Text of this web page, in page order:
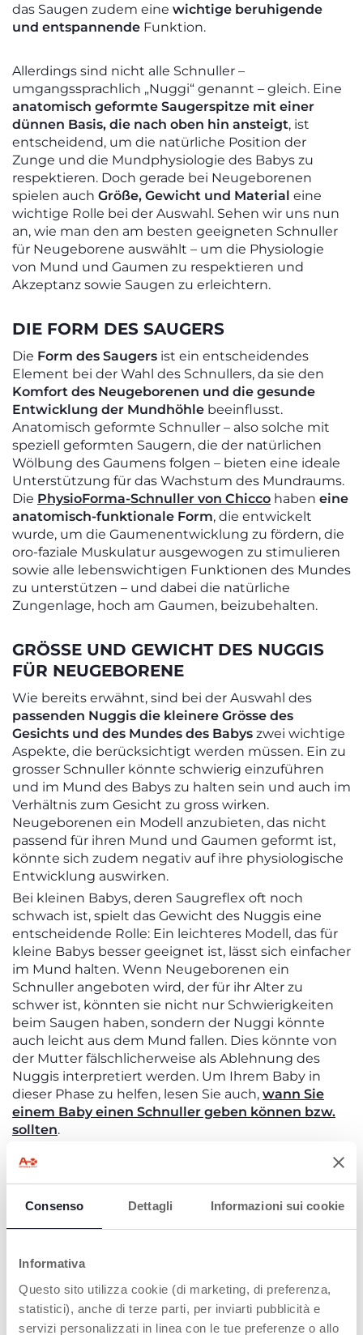
Consenso Dettagli Informazioni sui cookie
Informativa
Questo sito utilizza cookie (di marketing, di preferenza,
statistici), anche di terze parti, per inviarti pubblicità e
servizi personalizzati in linea con le tue preferenze o allo
das Saugen zudem eine wichtige beruhigende
und entspannende Funktion.
Allerdings sind nicht alle Schnuller –
umgangssprachlich „Nuggi“ genannt – gleich. Eine
anatomisch geformte Saugerspitze mit einer
dünnen Basis, die nach oben hin ansteigt, ist
entscheidend, um die natürliche Position der
Zunge und die Mundphysiologie des Babys zu
respektieren. Doch gerade bei Neugeborenen
spielen auch Größe, Gewicht und Material eine
wichtige Rolle bei der Auswahl. Sehen wir uns nun
an, wie man den am besten geeigneten Schnuller
für Neugeborene auswählt – um die Physiologie
von Mund und Gaumen zu respektieren und
Akzeptanz sowie Saugen zu erleichtern.
DIE FORM DES SAUGERS
Die Form des Saugers ist ein entscheidendes
Element bei der Wahl des Schnullers, da sie den
Komfort des Neugeborenen und die gesunde
Entwicklung der Mundhöhle beeinflusst.
Anatomisch geformte Schnuller – also solche mit
speziell geformten Saugern, die der natürlichen
Wölbung des Gaumens folgen – bieten eine ideale
Unterstützung für das Wachstum des Mundraums.
Die PhysioForma-Schnuller von Chicco haben eine
anatomisch-funktionale Form, die entwickelt
wurde, um die Gaumenentwicklung zu fördern, die
oro-faziale Muskulatur ausgewogen zu stimulieren
sowie alle lebenswichtigen Funktionen des Mundes
zu unterstützen – und dabei die natürliche
Zungenlage, hoch am Gaumen, beizubehalten.
GRÖSSE UND GEWICHT DES NUGGIS F
ÜR NEUGEBORENE
Wie bereits erwähnt, sind bei der Auswahl des
passenden Nuggis die kleinere Grösse des
Gesichts und des Mundes des Babys zwei wichtige
Aspekte, die berücksichtigt werden müssen. Ein zu
grosser Schnuller könnte schwierig einzuführen
und im Mund des Babys zu halten sein und auch im
Verhältnis zum Gesicht zu gross wirken.
Neugeborenen ein Modell anzubieten, das nicht
passend für ihren Mund und Gaumen geformt ist,
könnte sich zudem negativ auf ihre physiologische
Entwicklung auswirken.
Bei kleinen Babys, deren Saugreflex oft noch
schwach ist, spielt das Gewicht des Nuggis eine
entscheidende Rolle: Ein leichteres Modell, das für
kleine Babys besser geeignet ist, lässt sich einfacher
im Mund halten. Wenn Neugeborenen ein
Schnuller angeboten wird, der für ihr Alter zu
schwer ist, könnten sie nicht nur Schwierigkeiten
beim Saugen haben, sondern der Nuggi könnte
auch leicht aus dem Mund fallen. Dies könnte von
der Mutter fälschlicherweise als Ablehnung des
Nuggis interpretiert werden. Um Ihrem Baby in
dieser Phase zu helfen, lesen Sie auch, wann Sie
einem Baby einen Schnuller geben können bzw.
sollten.
Schnuller
leichten Schildzu wählen – wie etwa die Modelle
PhysioForma Micròund PhysioForma Mini Soft.
sich an den wachsenden Mund des Babys
anzupassen, dabei jedoch weiterhin Komfort und
Sicherheit
gewährleisten.